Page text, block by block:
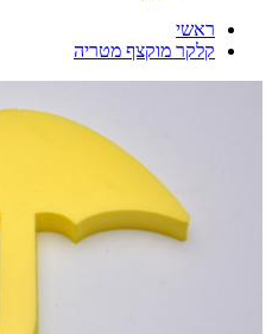
ראשי
קלקר מוקצף מטריה